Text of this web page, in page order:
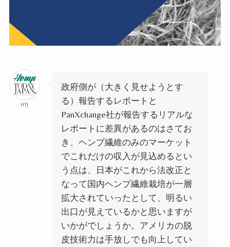
HTJ
政府側が（大きく見せようとす
る）報告するレポートと
PanXchange社が報告するリアルな
レポートに差異があるのはさてお
き、ヘンプ繊維のみのマーケット
でこれだけの収入が見込めるとい
う点は、日本がこれから法改正と
なって国内ヘンプ繊維栽培が一層
拡大されていったとして、明るい
出口が見えているかと思いますが
いかがでしょうか。アメリカの脱
皮技術力は手放しでも向上してい